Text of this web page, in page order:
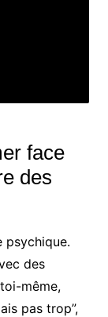
face
des
psychique.
des
même,
pas trop”,